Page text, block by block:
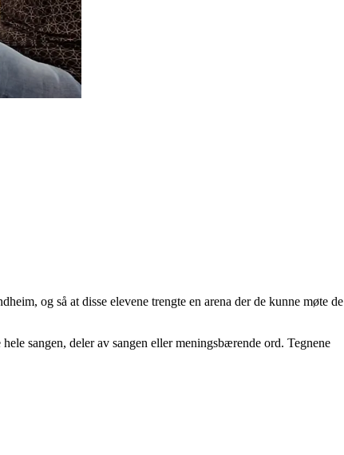
og så at disse elevene trengte en arena der de kunne møte de
sangen, deler av sangen eller meningsbærende ord. Tegnene